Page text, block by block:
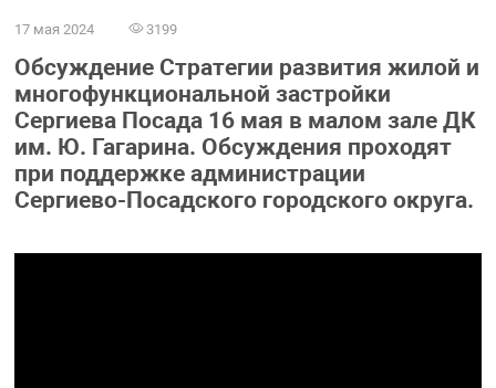
17 мая 2024 3199
Обсуждение Стратегии развития жилой и
многофункциональной застройки
Сергиева Посада 16 мая в малом зале ДК
им. Ю. Гагарина. Обсуждения проходят
при поддержке администрации
Сергиево-Посадского городского округа.